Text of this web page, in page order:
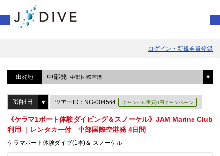
ログイン・新規会員登録
出発地 中部発 中部国際空港
ツアーID：NG-004564 キャンセル実質0円キャンペーン
《ケラマ1ボート体験ダイビング＆スノーケル》JAM Marine Club
利用 ｜レンタカー付 中部国際空港発 4日間
ケラマボート体験ダイブ(1本)＆ スノーケル